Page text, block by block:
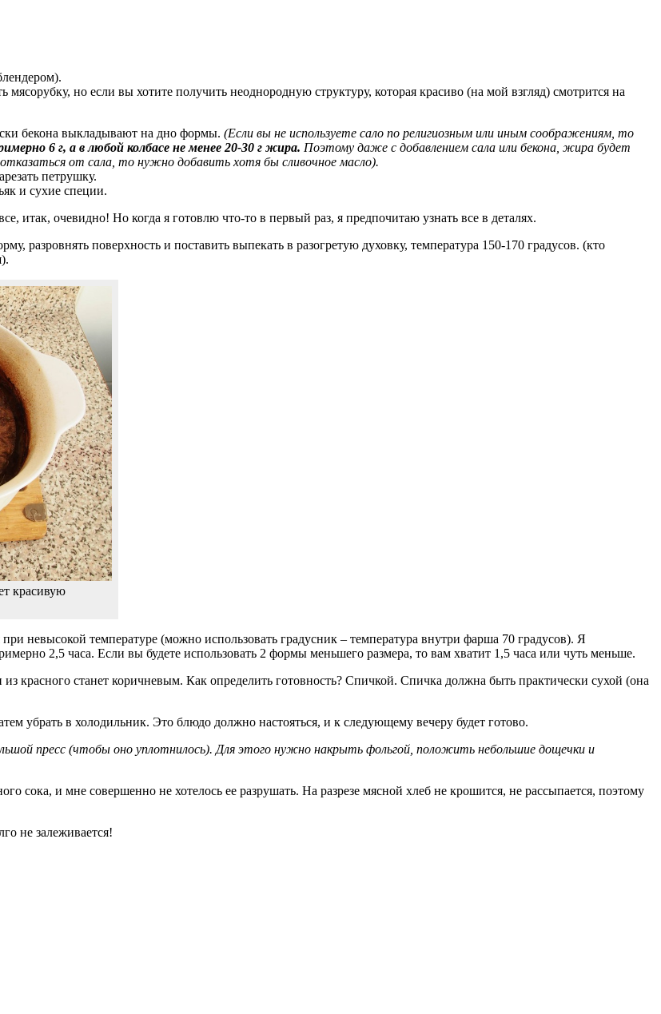
но если вы хотите получить неоднородную структуру, которая красиво (на мой взгляд) смотрится на
бекона выкладывают на дно формы. (Если вы не используете сало по религиозным или иным соображениям, то
6 г, а в любой колбасе не менее 20-30 г жира. Поэтому даже с добавлением сала или бекона, жира будет
от сала, то нужно добавить хотя бы сливочное масло).
петрушку.
и сухие специи.
итак, очевидно! Но когда я готовлю что-то в первый раз, я предпочитаю узнать все в деталях.
разровнять поверхность и поставить выпекать в разогретую духовку, температура 150-170 градусов. (кто
красивую
невысокой температуре (можно использовать градусник – температура внутри фарша 70 градусов). Я
2,5 часа. Если вы будете использовать 2 формы меньшего размера, то вам хватит 1,5 часа или чуть меньше.
красного станет коричневым. Как определить готовность? Спичкой. Спичка должна быть практически сухой (она
убрать в холодильник. Это блюдо должно настояться, и к следующему вечеру будет готово.
пресс (чтобы оно уплотнилось). Для этого нужно накрыть фольгой, положить небольшие дощечки и
сока, и мне совершенно не хотелось ее разрушать. На разрезе мясной хлеб не крошится, не рассыпается, поэтому
не залеживается!